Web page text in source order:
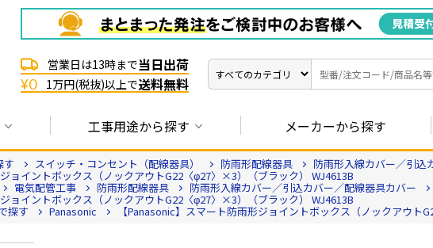
営業日は13時まで当日出荷
¥0 1万円(税抜)以上で送料無料
工事用途から探す メーカーから探す
す スイッチ・コンセント（配線器具） 防雨形配線器具 防雨形入線カバー／引込
ョイントボックス（ノックアウトG22〈φ27〉×3）（ブラック） WJ4613B
電気配管工事 防雨形配線器具 防雨形入線カバー／引込カバー／配線器具カバー
ョイントボックス（ノックアウトG22〈φ27〉×3）（ブラック） WJ4613B
探す Panasonic 【Panasonic】スマート防雨形ジョイントボックス（ノックアウト